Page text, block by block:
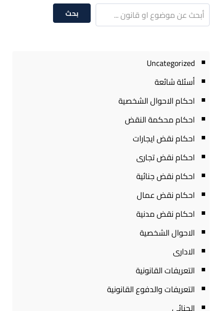
بحث
Uncategorized
أسئلة شائعة
احكام الاحوال الشخصية
احكام محكمة النقض
احكام نقض ايجارات
احكام نقض تجارى
احكام نقض جنائية
احكام نقض عمال
احكام نقض مدنية
الاحوال الشخصية
الادارى
التعريفات القانونية
التعريفات والدفوع القانونية
الجنائى